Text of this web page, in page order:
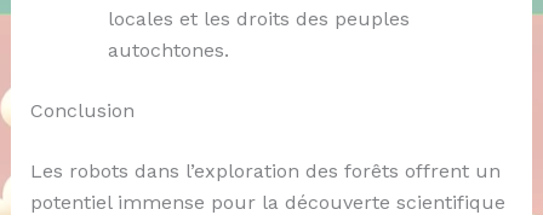
locales et les droits des peuples
autochtones.
Conclusion
Les robots dans l’exploration des forêts offrent un
potentiel immense pour la découverte scientifique